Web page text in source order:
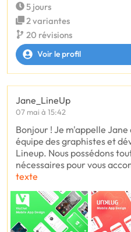
5 jours
2 variantes
20 révisions
Voir le profil
Jane_LineUp
07 mai à 15:42
Bonjour ! Je m'appelle
équipe des graphistes et
Lineup. Nous possédons
nécessaires pour vous
texte